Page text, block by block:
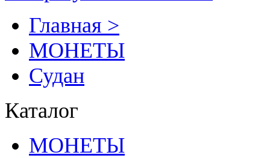
Главная >
MОНЕТЫ
Судан
Каталог
MОНЕТЫ